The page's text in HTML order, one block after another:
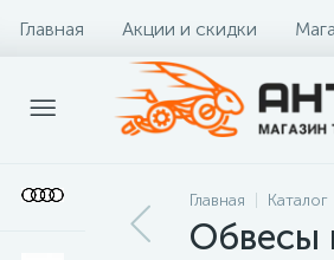
Главная Акции и скидки
Главная Каталог
Обвесы